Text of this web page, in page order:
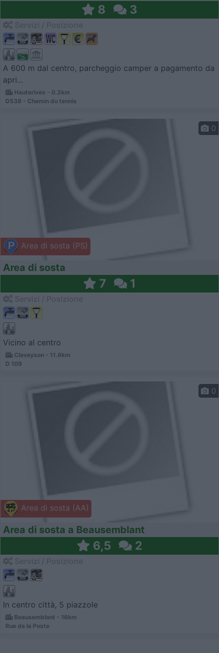
8 3
A 600 m dal centro, parcheggio camper a pagamento da
apri...
Hauterives - 0.2km
D538 - Chemin du tennis
Area di sosta (PS)
0
Area di sosta
7 1
Vicino al centro
Claveyson - 11.6km
D 109
Area di sosta (AA)
0
Area di sosta a Beausemblant
6,5 2
In centro città, 5 piazzole
Beausemblant - 16km
Rue de la Poste